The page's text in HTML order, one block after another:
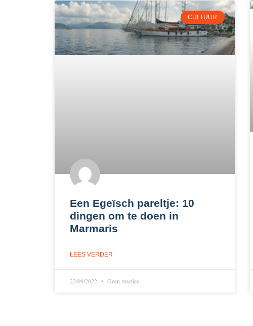
CULTUUR
Een Egeïsch pareltje: 10
dingen om te doen in
Marmaris
LEES VERDER
22/09/2022 Geen reacties